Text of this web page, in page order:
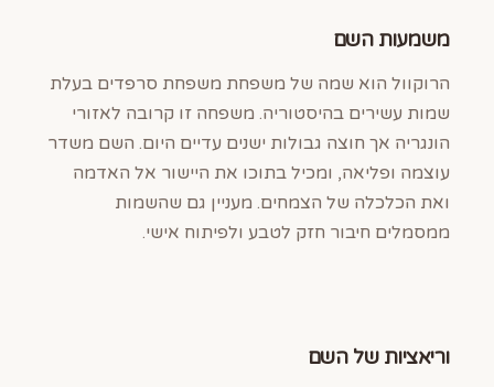
משמעות השם
הרוקוול הוא שמה של משפחת משפחת סרפדים בעלת
שמות עשירים בהיסטוריה. משפחה זו קרובה לאזורי
הונגריה אך חוצה גבולות ישנים עדיים היום. השם משדר
עוצמה ופליאה, ומכיל בתוכו את היישור אל האדמה
ואת הכלכלה של הצמחים. מעניין גם שהשמות
ממסמלים חיבור חזק לטבע ולפיתוח אישי.
וריאציות של השם